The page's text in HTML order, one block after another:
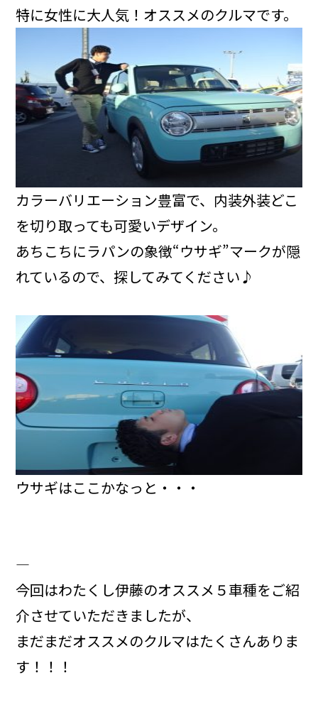
特に女性に大人気！オススメのクルマです。
カラーバリエーション豊富で、内装外装どこ
を切り取っても可愛いデザイン。
あちこちにラパンの象徴“ウサギ”マークが隠
れているので、探してみてください♪
ウサギはここかなっと・・・
――――――――――――――――
今回はわたくし伊藤のオススメ５車種をご紹
介させていただきましたが、
まだまだオススメのクルマはたくさんありま
す！！！